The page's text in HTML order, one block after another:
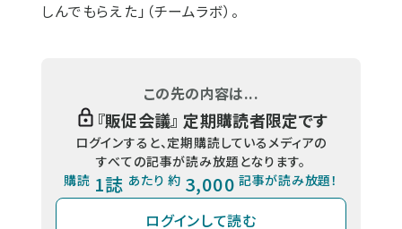
しんでもらえた」（チームラボ）。
この先の内容は...
『販促会議』 定期購読者限定です
ログインすると、定期購読しているメディアの
すべての記事が読み放題となります。
購読 1誌 あたり 約 3,000 記事が読み放題！
ログインして読む